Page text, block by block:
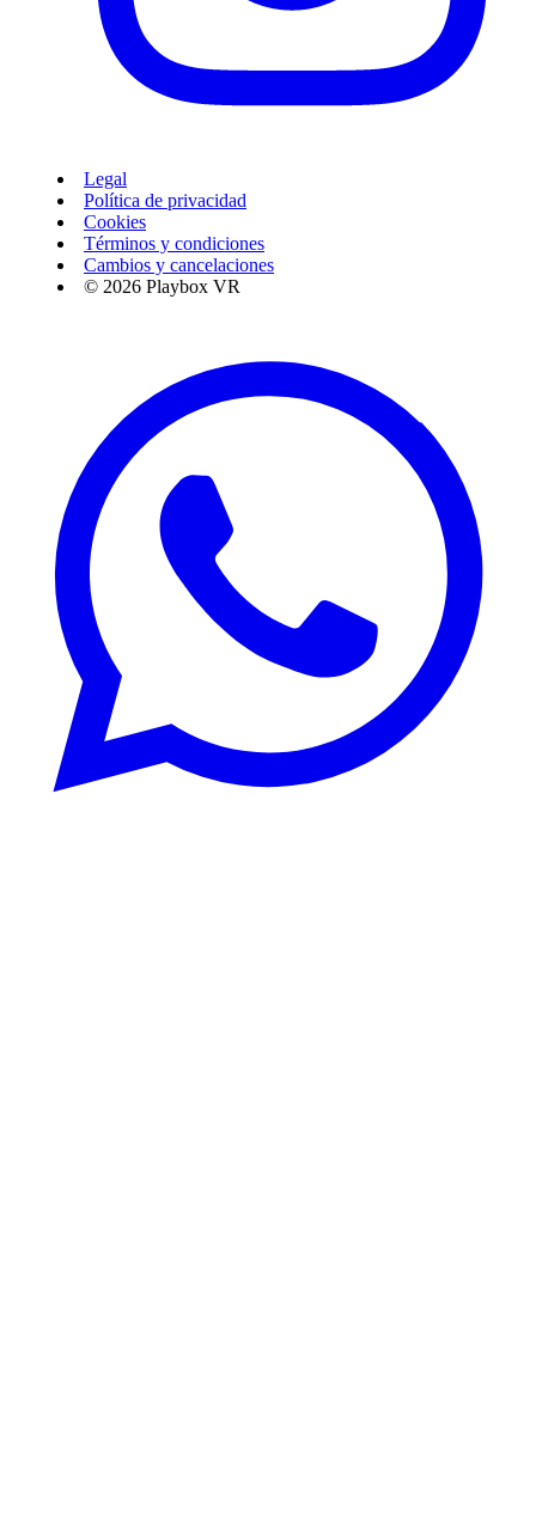
Legal
Política de privacidad
Cookies
Términos y condiciones
Cambios y cancelaciones
© 2026 Playbox VR